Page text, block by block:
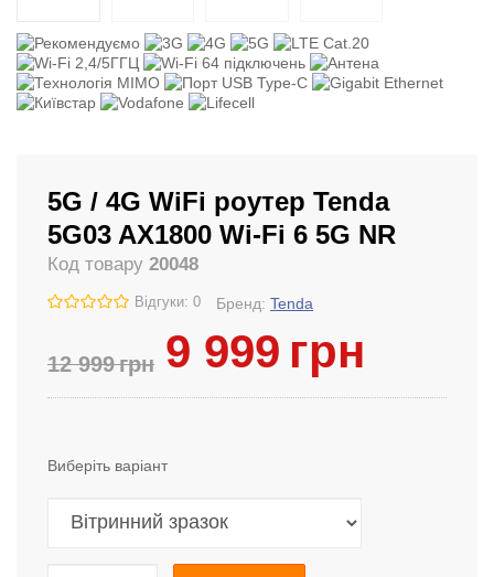
5G / 4G WiFi роутер Tenda
5G03 AX1800 Wi-Fi 6 5G NR
Код товару 20048
Відгуки: 0 Бренд: Tenda
12 999грн 9 999 грн
Виберіть варіант